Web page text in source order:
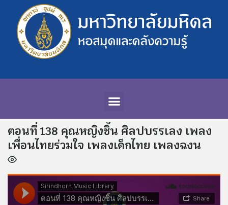
ตอนที่ 138 คุณหญิงชิ้น ศิลปบรรเลง เพลง
เพื่อนไทยร่วมใจ เพลงเด็กไทย เพลงฉงน